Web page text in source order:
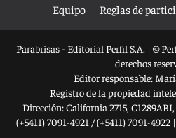
Equipo
Reglas de
Parabrisas - Editorial Perfil S.A. | ©
derechos
Editor responsable:
Registro de la propiedad
Dirección:California 2715, C1289ABI,
(+5411) 7091-4921 /(+5411) 7091-4922|